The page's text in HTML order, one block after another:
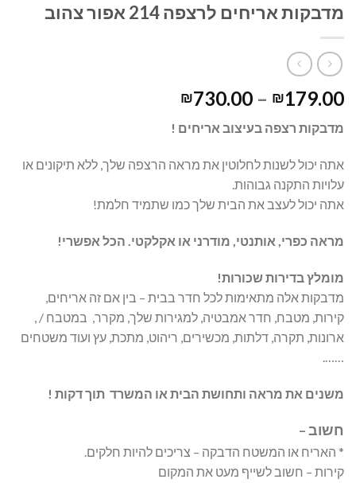
מדבקות אריחים לרצפה 214 אפור צהוב
₪179.00
–
₪730.00
מדבקות רצפה בעיצוב אריחים !
אתה יכול לשנות לחלוטין את מראה הרצפה שלך, ללא תיקונים או
עלויות התקנה גבוהות.
אתה יכול לעצב את הבית שלך כמו שתמיד חלמת!
מראה כפרי, אותנטי, מודרני או אקלקטי. הכל אפשרי!
מומלץ בדירות שכורות!
מדבקות אלה מתאימות לכל חדר בבית – בין אם זה אריחים,
קירות, מטבח, חדר אמבטיה, למגירות שלך, מקרר, במטבח / ,
ארונות, תקרה, דלתות, מכשירים, ריהוט, מתכת, עץ ועוד משטחים
משנים את מראה ותחושת הבית או המשרד תוך דקות !
חשוב –
* האריח או המשטח הדבקה – צריכים להיות חלקים.
קירות – חשוב לשייף מעט את המקום